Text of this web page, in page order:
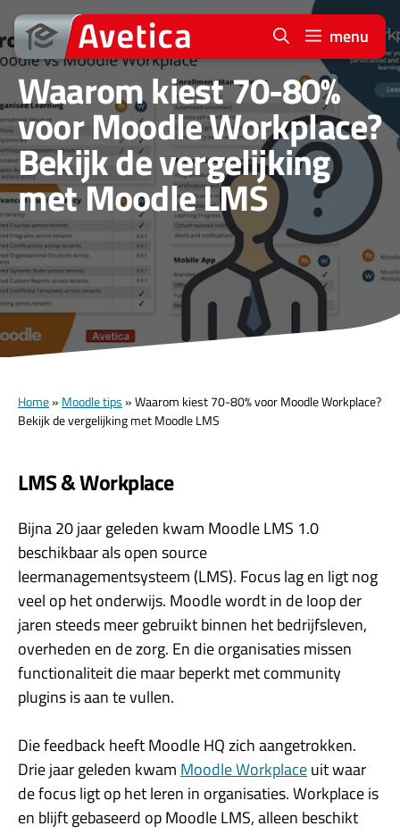
Ga
naar
de
inhoud
menu
Waarom kiest 70-80%
voor Moodle Workplace?
Bekijk de vergelijking
met Moodle LMS
Home» Moodle tips »Waarom kiest 70-80% voor Moodle Workplace?
Bekijk de vergelijking met Moodle LMS
LMS & Workplace
Bijna 20 jaar geleden kwam Moodle LMS 1.0
beschikbaar als open source
leermanagementsysteem (LMS). Focus lag en ligt nog
veel op het onderwijs. Moodle wordt in de loop der
jaren steeds meer gebruikt binnen het bedrijfsleven,
overheden en de zorg. En die organisaties missen
functionaliteit die maar beperkt met community
plugins is aan te vullen.
Die feedback heeft Moodle HQ zich aangetrokken.
Drie jaar geleden kwam Moodle Workplaceuit waar
de focus ligt op het leren in organisaties. Workplace is
en blijft gebaseerd op Moodle LMS, alleen beschikt